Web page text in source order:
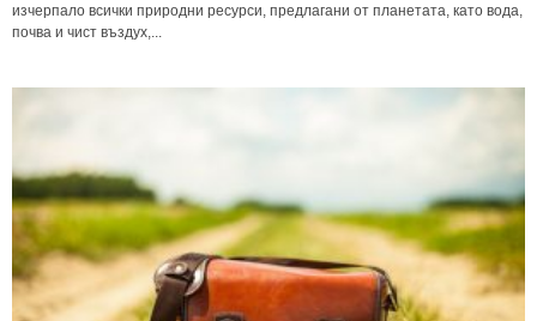
изчерпало всички природни ресурси, предлагани от планетата, като вода,
почва и чист въздух,...